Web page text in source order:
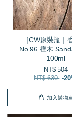
［CW原裝瓶｜
No.96 檀木
100ml
NT$ 504
NT$ 630 -
加入購物